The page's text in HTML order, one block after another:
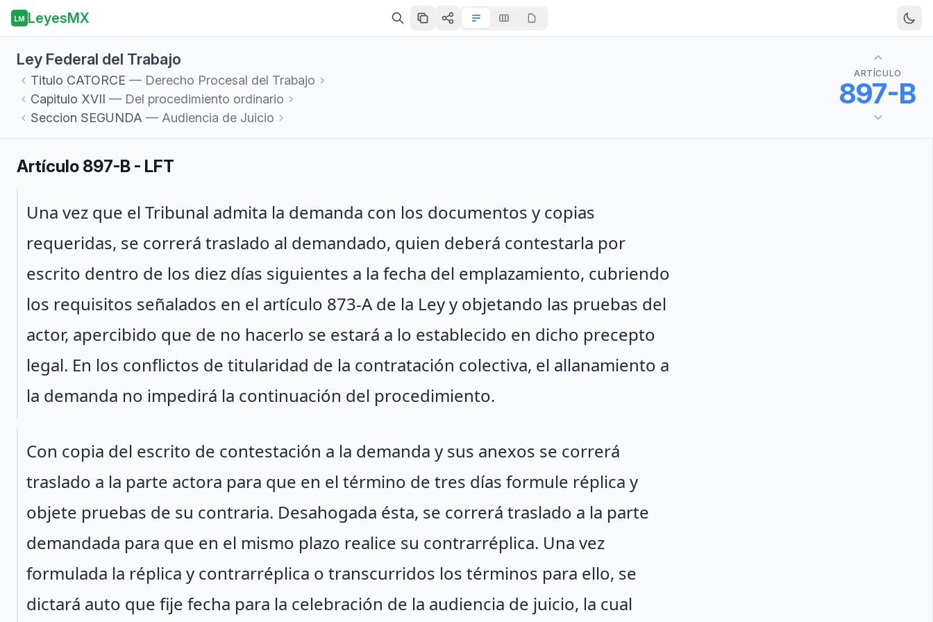
LM LeyesMX
Ley Federal del Trabajo
Titulo CATORCE — Derecho Procesal del Trabajo
Capitulo XVII — Del procedimiento ordinario
Seccion SEGUNDA — Audiencia de Juicio
ARTÍCULO
897-B
Artículo 897-B - LFT
Párrafo 1
Una vez que el Tribunal admita la demanda con los documentos y copias
requeridas, se correrá traslado al demandado, quien deberá contestarla por
escrito dentro de los diez días siguientes a la fecha del emplazamiento, cubriendo
los requisitos señalados en el artículo 873-A de la Ley y objetando las pruebas del
actor, apercibido que de no hacerlo se estará a lo establecido en dicho precepto
legal. En los conflictos de titularidad de la contratación colectiva, el allanamiento a
la demanda no impedirá la continuación del procedimiento.
Párrafo 2
Con copia del escrito de contestación a la demanda y sus anexos se correrá
traslado a la parte actora para que en el término de tres días formule réplica y
objete pruebas de su contraria. Desahogada ésta, se correrá traslado a la parte
demandada para que en el mismo plazo realice su contrarréplica. Una vez
formulada la réplica y contrarréplica o transcurridos los términos para ello, se
dictará auto que fije fecha para la celebración de la audiencia de juicio, la cual